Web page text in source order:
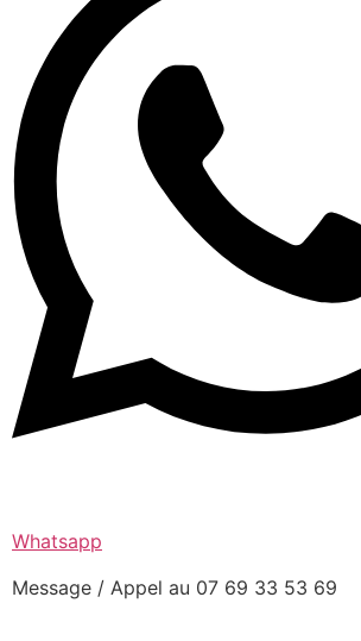
Whatsapp
Message / Appel au 07 69 33 53 69